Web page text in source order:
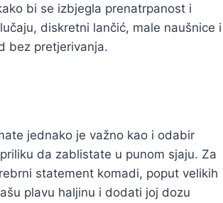
bi se izbjegla prenatrpanost i
diskretni lančić, male naušnice i
bez pretjerivanja.
jednako je važno kao i odabir
da zablistate u punom sjaju. Za
statement komadi, poput velikih
plavu haljinu i dodati joj dozu